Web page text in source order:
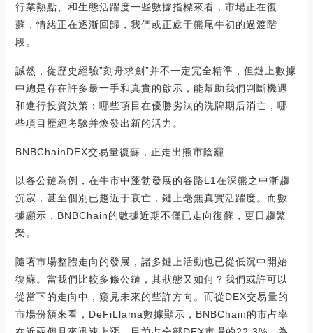
行業熱點、和生態活躍度一些數據指標來看，市場正在復
蘇，情緒正在逐漸回歸，我們或正處于熊尾牛初的過渡階
段。
誠然，從歷史經驗”刻舟求劍”并不一定完全精準，但鏈上數據
中總是存在許多最一手和真實的啟示，能幫助我們判斷機遇
和進行投資決策：哪些項目在優勝劣汰的洗牌期后消亡，哪
些項目歷經考驗并煥發出新的活力。
BNBChainDEX交易量復蘇，正走出熊市陰霾
以各公鏈為例，在牛市中蓬勃發展的各路L1在深熊之中漸趨
沉寂，甚至個別已趨近于衰亡，鏈上毫無真實活躍度。而數
據顯示，BNBChain的數據近期不僅已走向復蘇，更日趨繁
榮。
隨著市場整體走向的發展，諸多鏈上活動也已從低沉中開始
復蘇。當我們比較多條公鏈，其狀態又如何？我們或許可以
從當下的走向中，窺見未來的些許方向。而從DEX交易量的
市場份額來看，DeFiLlama數據顯示，BNBChain的市占率